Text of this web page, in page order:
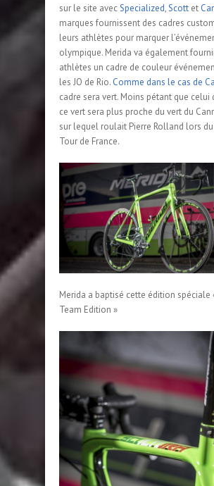
sur le site avecSpecialized,Scott et
marques fournissent des cadres
leurs athlètes pour marquer
olympique. Merida va également
athlètes un cadre de couleur
les JO de Rio. Comme dans le cas de
cadre sera vert. Moins pétant que celui
ce vert sera plus proche du vert du
sur lequel roulait Pierre Rolland lors
Tour de France.
Merida a baptisé cette édition spéciale
Team Edition »